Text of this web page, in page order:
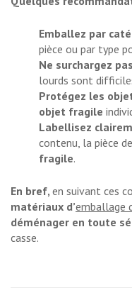
Emballez par
pièce ou par type
Ne surchargez
lourds sont
Protégez les
objet fragile
Labellisez
contenu, la pièce
fragile.
En bref, en suivant ces
matériaux d’emballage
déménager en toute
casse.